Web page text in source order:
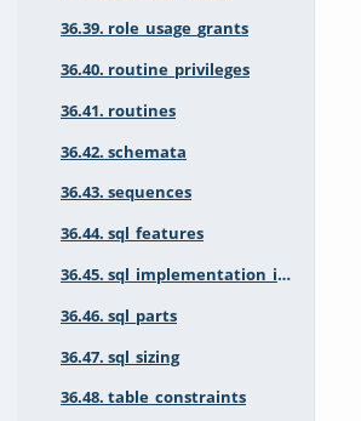
36.39. role_usage_grants
36.40. routine_privileges
36.41. routines
36.42. schemata
36.43. sequences
36.44. sql_features
36.45. sql_implementation_info
36.46. sql_parts
36.47. sql_sizing
36.48. table_constraints